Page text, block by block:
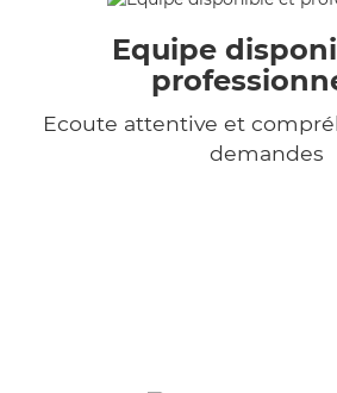
Equipe
Ecoute attentive et
demandes